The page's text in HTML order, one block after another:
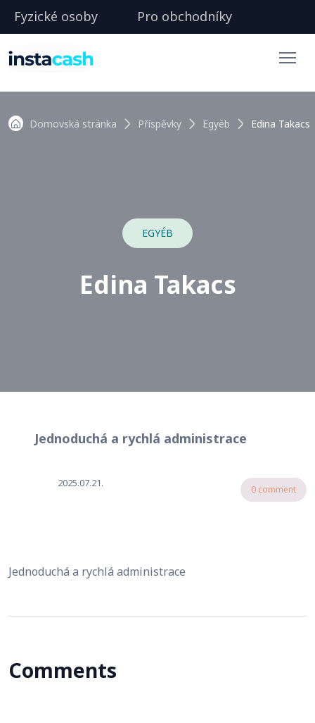
Fyzické osoby Pro obchodníky
Domovská stránka Příspěvky Egyéb Edina Takacs
EGYÉB
Edina Takacs
Jednoduchá a rychlá administrace
2025.07.21.
0 comment
Jednoduchá a rychlá administrace
Comments